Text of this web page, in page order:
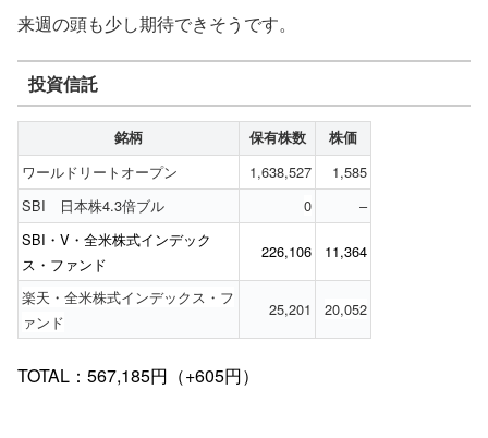
来週の頭も少し期待できそうです。
投資信託
銘柄 保有株数 株価
ワールドリートオープン 1,638,527
1,585
SBI 日本株4.3倍ブル
0
–
SBI・V・全米株式インデック
ス・ファンド
226,106 11,364
楽天・全米株式インデックス・フ
ァンド
25,201 20,052
TOTAL：567,185円（+605円）